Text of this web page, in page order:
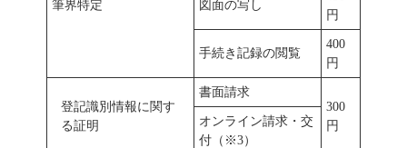
筆界特定 図面の写し
円
手続き記録の閲覧
400
円
登記識別情報に関す
る証明
書面請求
300
円
オンライン請求・交
付（※3）